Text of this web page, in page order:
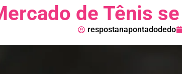
de Tênis
respostanapontadodedo